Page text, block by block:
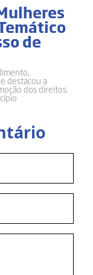
de
destacou a
dos direitos